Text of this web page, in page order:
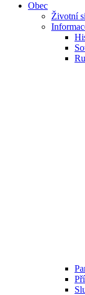
Obec
Životní